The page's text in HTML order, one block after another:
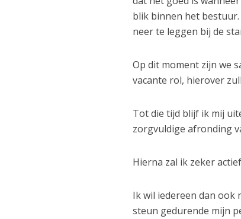
blik binnen het
neer te leggen bij de
Op dit moment zijn we
vacante rol, hierover
Tot die tijd blijf ik mij
zorgvuldige afronding
Hierna zal ik zeker
Ik wil iedereen dan ook
steun gedurende mijn